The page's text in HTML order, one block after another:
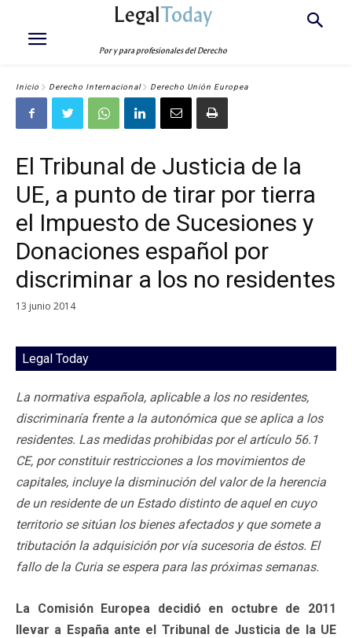
LegalToday
Por y para profesionales del Derecho
Inicio Derecho Internacional Derecho Unión Europea
El Tribunal de Justicia de la
UE, a punto de tirar por tierra
el Impuesto de Sucesiones y
Donaciones español por
discriminar a los no residentes
13 junio 2014
Legal Today
La normativa española, aplicable a los no residentes,
discriminaría frente a la autonómica que se aplica a los
residentes. Las medidas prohibidas por el artículo 56.1
CE, por constituir restricciones a los movimientos de
capitales, incluye la disminución del valor de la herencia
de un residente de un Estado distinto de aquel en cuyo
territorio se sitúan los bienes afectados y que somete a
tributación la adquisición por vía sucesoria de éstos. El
fallo de la Curia se espera para las próximas semanas.
La Comisión Europea decidió en octubre de 2011
llevar a España ante el Tribunal de Justicia de la UE